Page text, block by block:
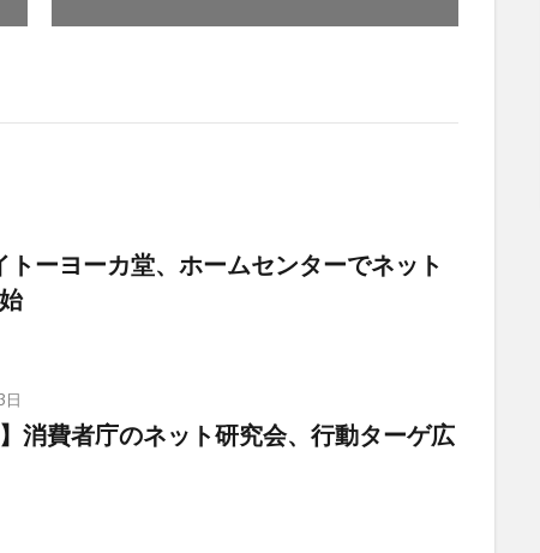
トーヨーカ堂、ホームセンターでネット
消費者庁のネット研究会、行動ターゲ広